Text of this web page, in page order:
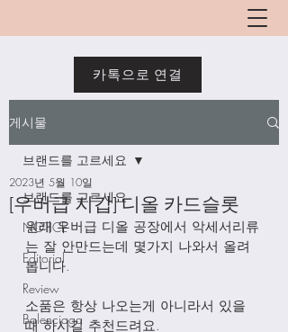
카톡으로 연결
게시물
브랜드를 고르세요
NOTICE
Editorial
Review
Balenciaga
브랜드를 고르세요
[우버급 지갑] 디올 카드슬롯
2023년 5월 10일
원래 우버급 디올 공장에서 악세서리류
는 잘 안만드는데 몇가지 나와서 올려
봅니다.
소품은 항상 나오는게 아니라서 있을
때 하시길 추천드려요.